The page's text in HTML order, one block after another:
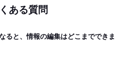
ある質問
ると、情報の編集はどこまでできま